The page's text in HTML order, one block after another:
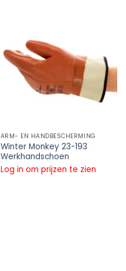
ARM- EN HANDBESCHERMING
Winter Monkey 23-193
Werkhandschoen
Log in om prijzen te zien